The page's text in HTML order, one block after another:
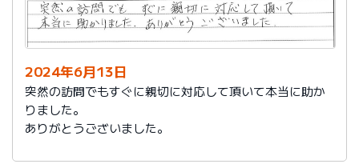
2024年6月13日
突然の訪問でもすぐに親切に対応して頂いて本当に助か
りました。
ありがとうございました。